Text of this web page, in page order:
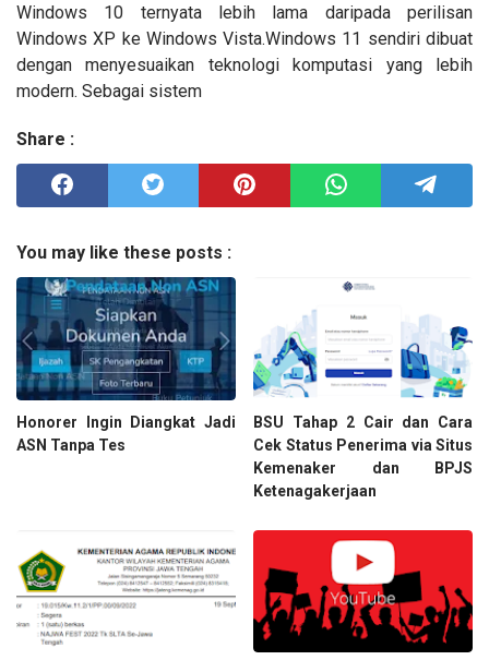
Windows 10 ternyata lebih lama daripada perilisan
Windows XP ke Windows Vista.Windows 11 sendiri dibuat
dengan menyesuaikan teknologi komputasi yang lebih
modern. Sebagai sistem
Share :
You may like these posts :
Honorer Ingin Diangkat Jadi
ASN Tanpa Tes
BSU Tahap 2 Cair dan Cara
Cek Status Penerima via Situs
Kemenaker dan BPJS
Ketenagakerjaan